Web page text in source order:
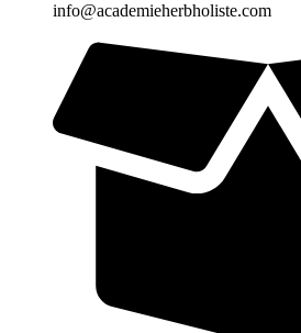
info@academieherbholiste.com